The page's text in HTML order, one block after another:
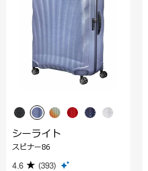
シーライト
スピナー86
4.6 (393)